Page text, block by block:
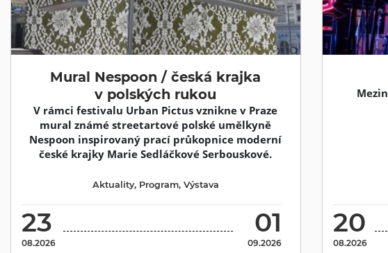
Mural Nespoon / česká krajka
v polských rukou
V rámci festivalu Urban Pictus vznikne v Praze
mural známé streetartové polské umělkyně
Nespoon inspirovaný prací průkopnice moderní
české krajky Marie Sedláčkové Serbouskové.
23
08.2026
01
09.2026
Aktuality, Program, Výstava
20
08.2026